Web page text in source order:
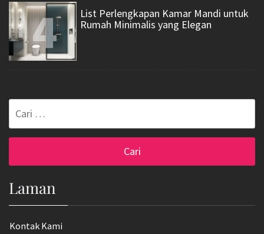
4
List Perlengkapan Kamar Mandi untuk
Rumah Minimalis yang Elegan
Laman
Kontak Kami